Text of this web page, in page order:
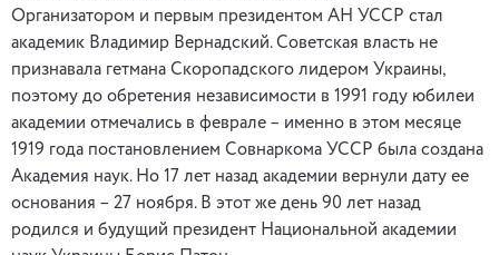
Организатором и первым президентом АН УССР стал
академик Владимир Вернадский. Советская власть не
признавала гетмана Скоропадского лидером Украины,
поэтому до обретения независимости в 1991 году юбилеи
академии отмечались в феврале – именно в этом месяце
1919 года постановлением Совнаркома УССР была создана
Академия наук. Но 17 лет назад академии вернули дату ее
основания – 27 ноября. В этот же день 90 лет назад
родился и будущий президент Национальной академии